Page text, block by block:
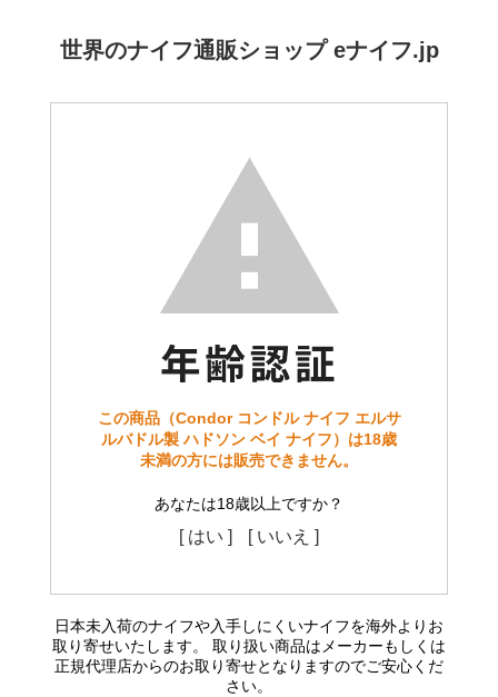
世界のナイフ通販ショップ eナイフ.jp
この商品（Condor コンドル ナイフ エルサ
ルバドル製 ハドソン ベイ ナイフ）は18歳
未満の方には販売できません。
あなたは18歳以上ですか？
[ はい ] [ いいえ ]
日本未入荷のナイフや入手しにくいナイフを海外よりお
取り寄せいたします。 取り扱い商品はメーカーもしくは
正規代理店からのお取り寄せとなりますのでご安心くだ
さい。